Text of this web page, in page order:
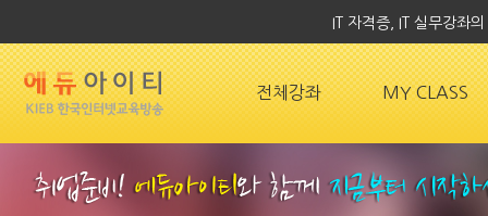
IT 자격증, IT 실무강좌
전체강좌 MY CLASS